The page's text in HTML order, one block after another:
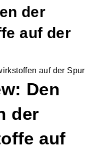
der
auf der
Den
der
auf